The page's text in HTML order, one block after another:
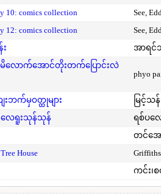
10: comics collection
See,
12: comics collection
See,
အာရင်
ောက်အောင်တိုးတက်ပြောင်းလဲ
phyo
ဘက်မှဝတ္ထုများ
မြင့်သန်
ေရူးသုန်သုန်
ရစ်ပလ
တင်အေ
House
ကင်း၊